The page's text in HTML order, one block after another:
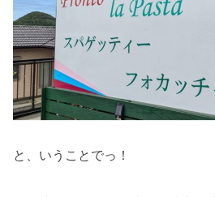
と、いうことでっ！